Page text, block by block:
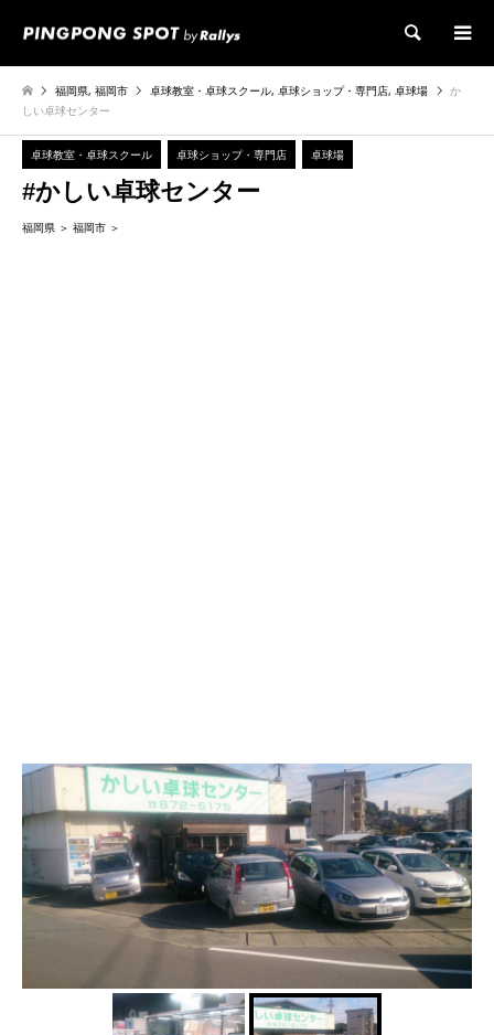
検索
福岡県,福岡市 卓球教室・卓球スクール,卓球ショップ・専門店,卓球場
か
しい卓球センター
卓球教室・卓球スクール 卓球ショップ・専門店 卓球場
#かしい卓球センター
福岡県 福岡市